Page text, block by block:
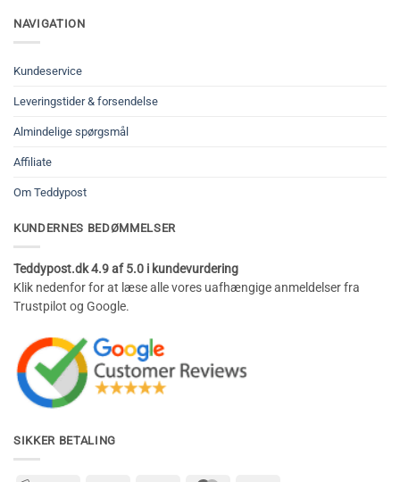
NAVIGATION
Kundeservice
Leveringstider & forsendelse
Almindelige spørgsmål
Affiliate
Om Teddypost
KUNDERNES BEDØMMELSER
Teddypost.dk 4.9 af 5.0 i kundevurdering
Klik nedenfor for at læse alle vores uafhængige anmeldelser fra
Trustpilot og Google.
SIKKER BETALING